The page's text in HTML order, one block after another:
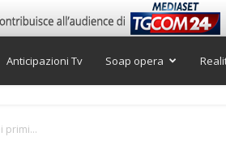
Anticipazioni Tv Soap opera
primi...